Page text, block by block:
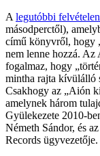
A legutóbbi
másodperctől),
című könyvről, hogy
nem lenne hozzá.
fogalmaz, hogy
mintha rajta kívülálló
Csakhogy az „Aión
amelynek három
Gyülekezete 2010-
Németh Sándor, és
Records ügyvezetője.